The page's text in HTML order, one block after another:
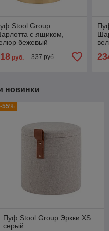
Stool Group
с ящиком,
бежевый
руб. 337 руб.
новинки
-55%
Пуф Stool Group Эркки XS
серый